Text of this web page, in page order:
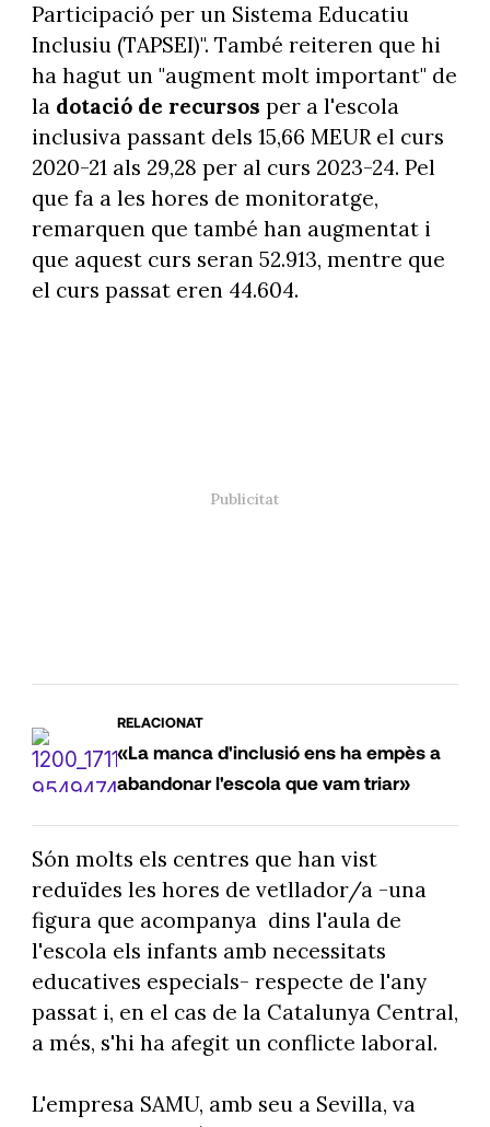
Participació per un Sistema Educatiu
Inclusiu (TAPSEI)". També reiteren que hi
ha hagut un "augment molt important" de
la dotació de recursos per a l'escola
inclusiva passant dels 15,66 MEUR el curs
2020-21 als 29,28 per al curs 2023-24. Pel
que fa a les hores de monitoratge,
remarquen que també han augmentat i
que aquest curs seran 52.913, mentre que
el curs passat eren 44.604.
RELACIONAT
«La manca d'inclusió ens ha empès a
abandonar l'escola que vam triar»
Són molts els centres que han vist
reduïdes les hores de vetllador/a -una
figura que acompanya dins l'aula de
l'escola els infants amb necessitats
educatives especials- respecte de l'any
passat i, en el cas de la Catalunya Central,
a més, s'hi ha afegit un conflicte laboral.
L'empresa SAMU, amb seu a Sevilla, va